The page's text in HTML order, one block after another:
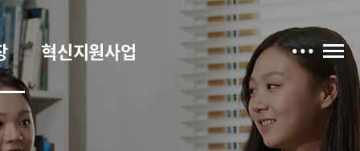
혁신지원사업